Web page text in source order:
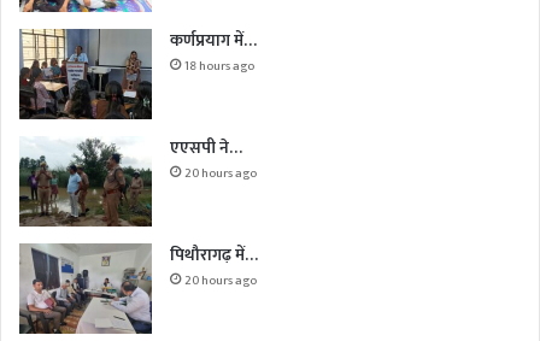
कर्णप्रयाग में…
18 hours ago
एएसपी ने…
20 hours ago
पिथौरागढ़ में…
20 hours ago